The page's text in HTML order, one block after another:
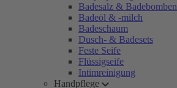
Badesalz & Badebomben
Badeöl & -milch
Badeschaum
Dusch- & Badesets
Feste Seife
Flüssigseife
Intimreinigung
Handpflege